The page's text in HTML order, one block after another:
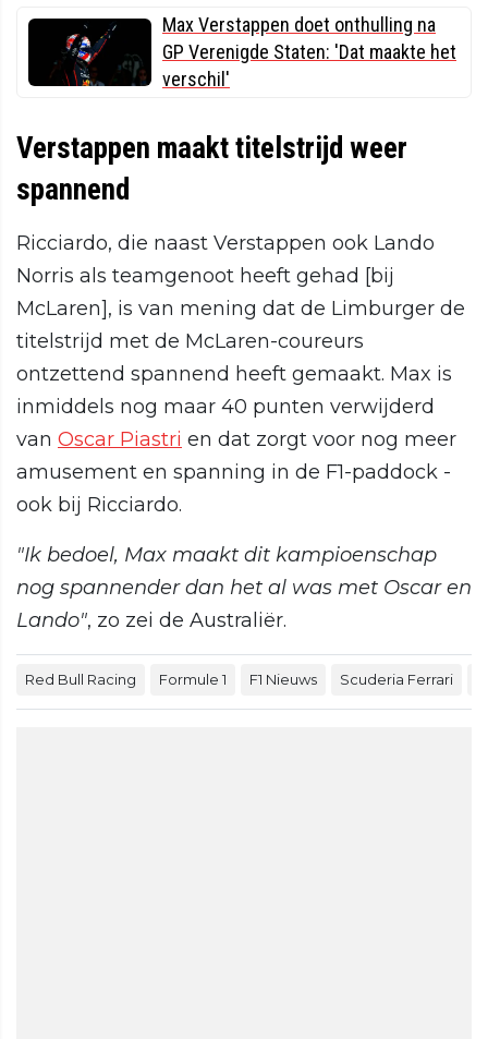
Max Verstappen doet onthulling na
GP Verenigde Staten: 'Dat maakte het
verschil'
Verstappen maakt titelstrijd weer
spannend
Ricciardo, die naast Verstappen ook Lando
Norris als teamgenoot heeft gehad [bij
McLaren], is van mening dat de Limburger de
titelstrijd met de McLaren-coureurs
ontzettend spannend heeft gemaakt. Max is
inmiddels nog maar 40 punten verwijderd
van Oscar Piastri en dat zorgt voor nog meer
amusement en spanning in de F1-paddock -
ook bij Ricciardo.
"Ik bedoel, Max maakt dit kampioenschap
nog spannender dan het al was met Oscar en
Lando", zo zei de Australiër.
Red Bull Racing Formule 1 F1 Nieuws Scuderia Ferrari